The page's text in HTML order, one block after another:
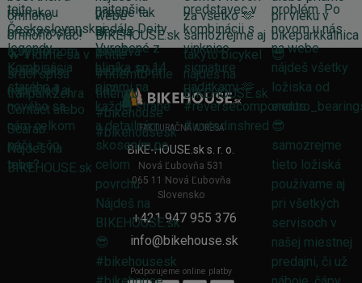
FAKTURAČNÁ ADRESA
BIKE-HOUSE.sk s. r. o.
Nová Ľubovňa 531
065 11 Nová Ľubovňa
Slovensko
+421 947 955 376
info@bikehouse.sk
Podporujeme online platby